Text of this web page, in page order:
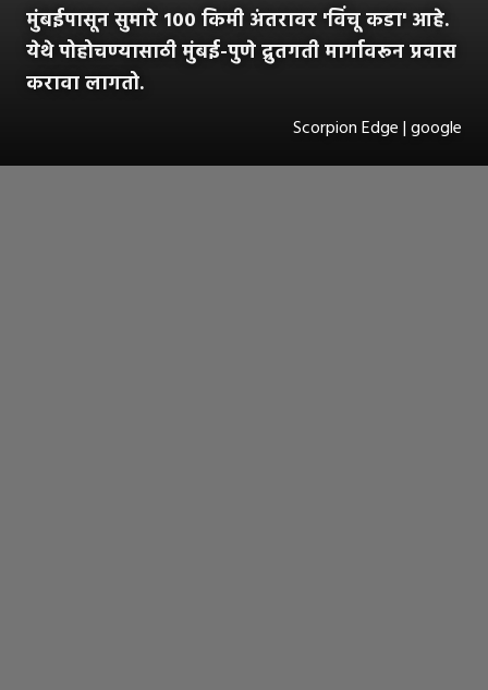
मुंबईपासून सुमारे १०० किमी अंतरावर 'विंचू कडा' आहे.
येथे पोहोचण्यासाठी मुंबई-पुणे द्रुतगती मार्गावरून प्रवास
करावा लागतो.
Scorpion Edge | google